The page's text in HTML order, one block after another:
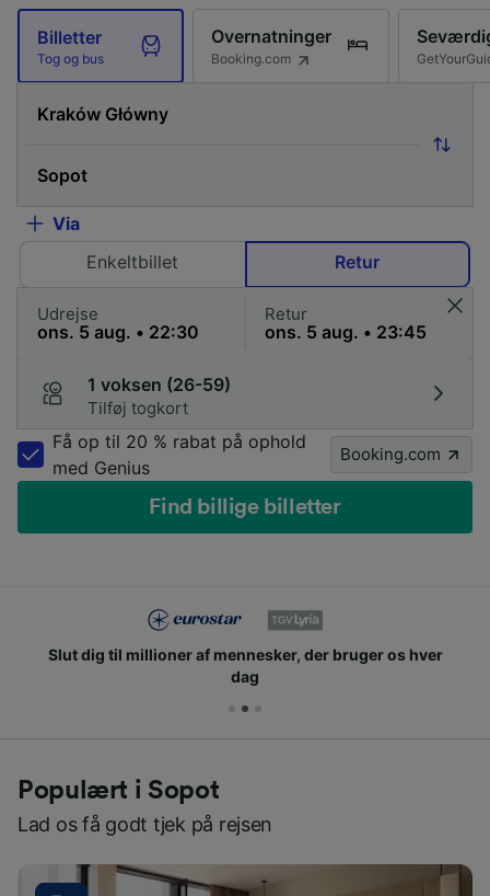
Billetter
Tog og bus
Overnatninger
Booking.com
Via
Enkeltbillet
Retur
Udrejse Retur
1 voksen (26-59)
Tilføj togkort
Få op til 20 % rabat på ophold
med Genius
Booking.com
Find billige billetter
Slut dig til millioner af mennesker, der bruger os hver
dag
Populært i Sopot
Lad os få godt tjek på rejsen